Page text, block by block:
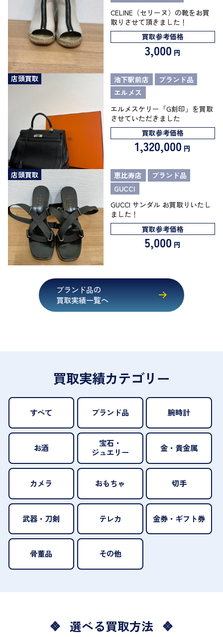
CELINE（セリーヌ）の靴をお買
取りさせて頂きました！
買取参考価格
3,000 円
店頭買取 池下駅前店
ブランド品
エルメス
エルメスケリー「G刻印」を買取
させていただきました
買取参考価格
1,320,000 円
店頭買取 恵比寿店
ブランド品
GUCCI
GUCCI サンダル お買取りいたし
ました！
買取参考価格
5,000 円
ブランド品の
買取実績一覧へ
買取実績カテゴリー
すべて ブランド品 腕時計
お酒
宝石・
ジュエリー
金・貴金属
カメラ おもちゃ 切手
武器・刀剣 テレカ 金券・ギフト券
骨董品 その他
選べる買取方法